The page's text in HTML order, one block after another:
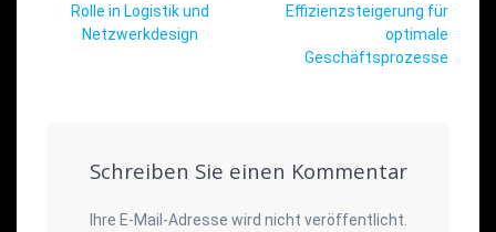
Rolle in Logistik und
Netzwerkdesign
Effizienzsteigerung für
optimale
Geschäftsprozesse
Schreiben Sie einen Kommentar
Ihre E-Mail-Adresse wird nicht veröffentlicht.